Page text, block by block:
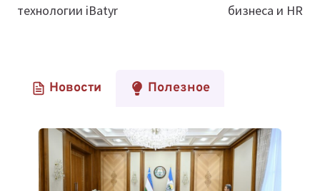
технологии iBatyr
бизнеса и HR
Новости Полезное